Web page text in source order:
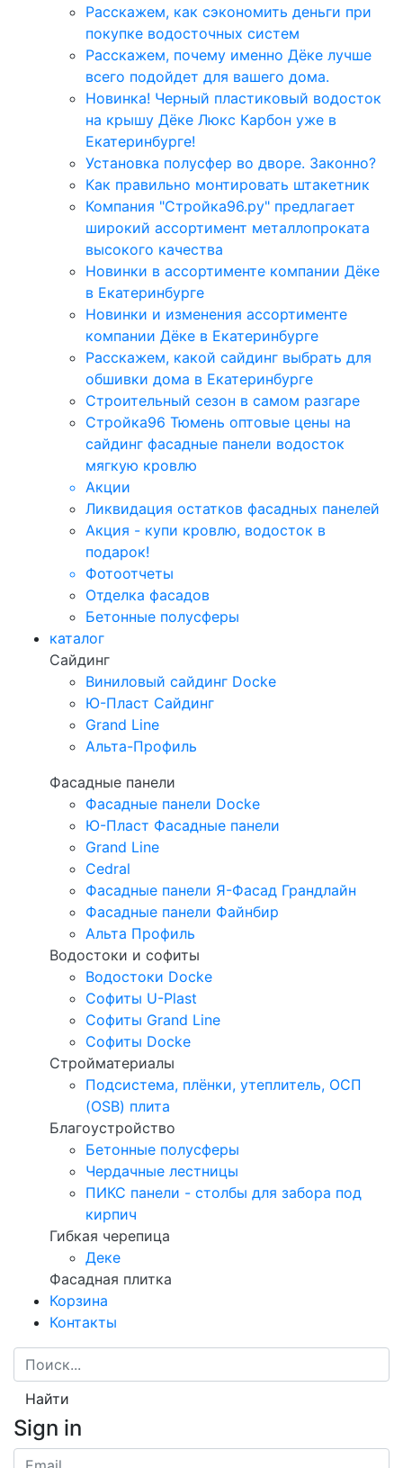
Расскажем, как сэкономить деньги при
покупке водосточных систем
Расскажем, почему именно Дёке лучше
всего подойдет для вашего дома.
Новинка! Черный пластиковый водосток
на крышу Дёке Люкс Карбон уже в
Екатеринбурге!
Установка полусфер во дворе. Законно?
Как правильно монтировать штакетник
Компания "Стройка96.ру" предлагает
широкий ассортимент металлопроката
высокого качества
Новинки в ассортименте компании Дёке
в Екатеринбурге
Новинки и изменения ассортименте
компании Дёке в Екатеринбурге
Расскажем, какой сайдинг выбрать для
обшивки дома в Екатеринбурге
Строительный сезон в самом разгаре
Стройка96 Тюмень оптовые цены на
сайдинг фасадные панели водосток
мягкую кровлю
Акции
Ликвидация остатков фасадных панелей
Акция - купи кровлю, водосток в
подарок!
Фотоотчеты
Отделка фасадов
Бетонные полусферы
каталог
Сайдинг
Виниловый сайдинг Docke
Ю-Пласт Сайдинг
Grand Line
Альта-Профиль
Фасадные панели
Фасадные панели Docke
Ю-Пласт Фасадные панели
Grand Line
Cedral
Фасадные панели Я-Фасад Грандлайн
Фасадные панели Файнбир
Альта Профиль
Водостоки и софиты
Водостоки Docke
Софиты U-Plast
Софиты Grand Line
Софиты Docke
Стройматериалы
Подсистема, плёнки, утеплитель, ОСП
(OSB) плита
Благоустройство
Бетонные полусферы
Чердачные лестницы
ПИКС панели - столбы для забора под
кирпич
Гибкая черепица
Деке
Фасадная плитка
Корзина
Контакты
Найти
Sign in